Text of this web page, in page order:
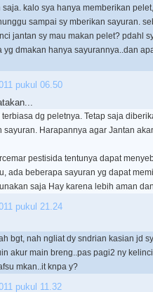
kalo sya hanya memberikan
sampai sy mberikan sayuran.
jantan sy mau makan pelet? pdahl
yg dmakan hanya sayurannya..dan
pukul 06.50
terbiasa dg peletnya. Tetap saja
sayuran. Harapannya agar Jantan
pestisida tentunya dapat
ada beberapa sayuran yg dapat
saja Hay karena lebih aman
pukul 21.24
bgt, nah ngliat dy sndrian kasian jd
akur main breng..pas pagi2 ny
mkan..it knpa y?
pukul 11.32